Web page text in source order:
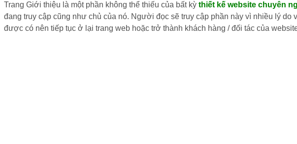
Trang Giới thiệu là một phần không thể thiếu của bất kỳ thiết kế website chuyên
đang truy cập cũng như chủ của nó. Người đọc sẽ truy cập phần này vì nhiều lý
được có nên tiếp tục ở lại trang web hoặc trở thành khách hàng / đối tác của